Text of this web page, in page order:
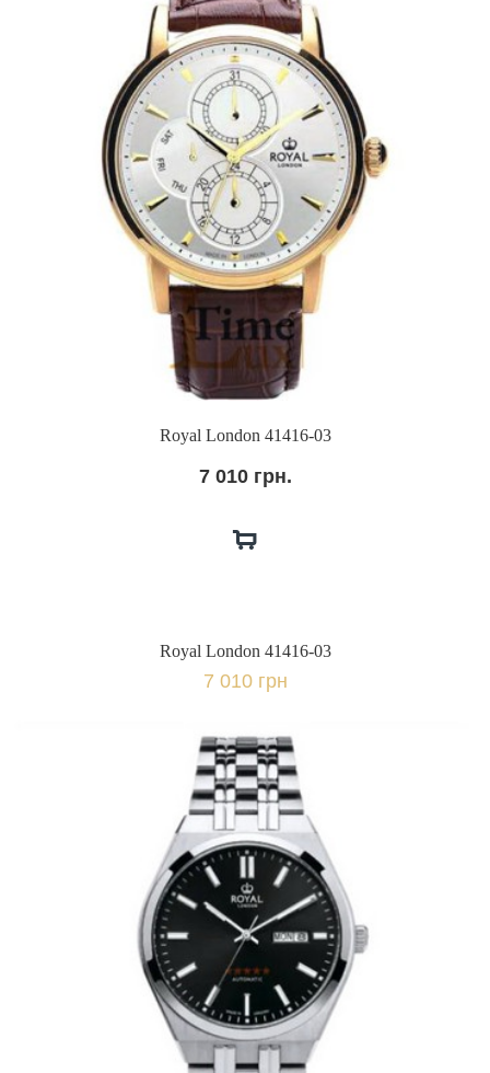
Royal London 41416-03
7 010 грн.
Royal London 41416-03
7 010 грн